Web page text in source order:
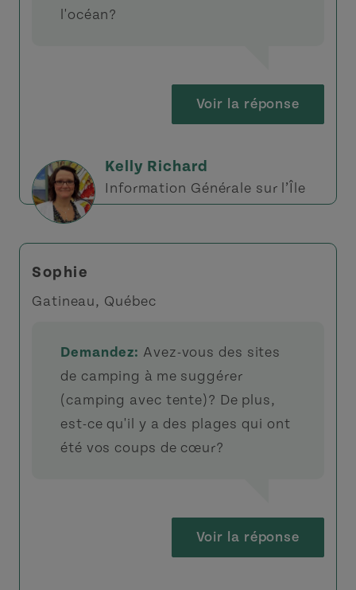
l'océan?
Voir la réponse
Kelly Richard
Information Générale sur l’Île
Sophie
Gatineau, Québec
Demandez: Avez-vous des sites
de camping à me suggérer
(camping avec tente)? De plus,
est-ce qu'il y a des plages qui ont
été vos coups de cœur?
Voir la réponse